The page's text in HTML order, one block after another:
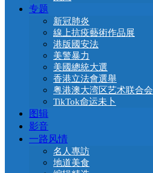
专题
新冠肺炎
線上抗疫藝術作品展
港版國安法
美警暴力
美國總統大選
香港立法會選舉
粤港澳大湾区艺术联合会
TikTok命运未卜
图辑
影音
一路风情
名人專訪
地道美食